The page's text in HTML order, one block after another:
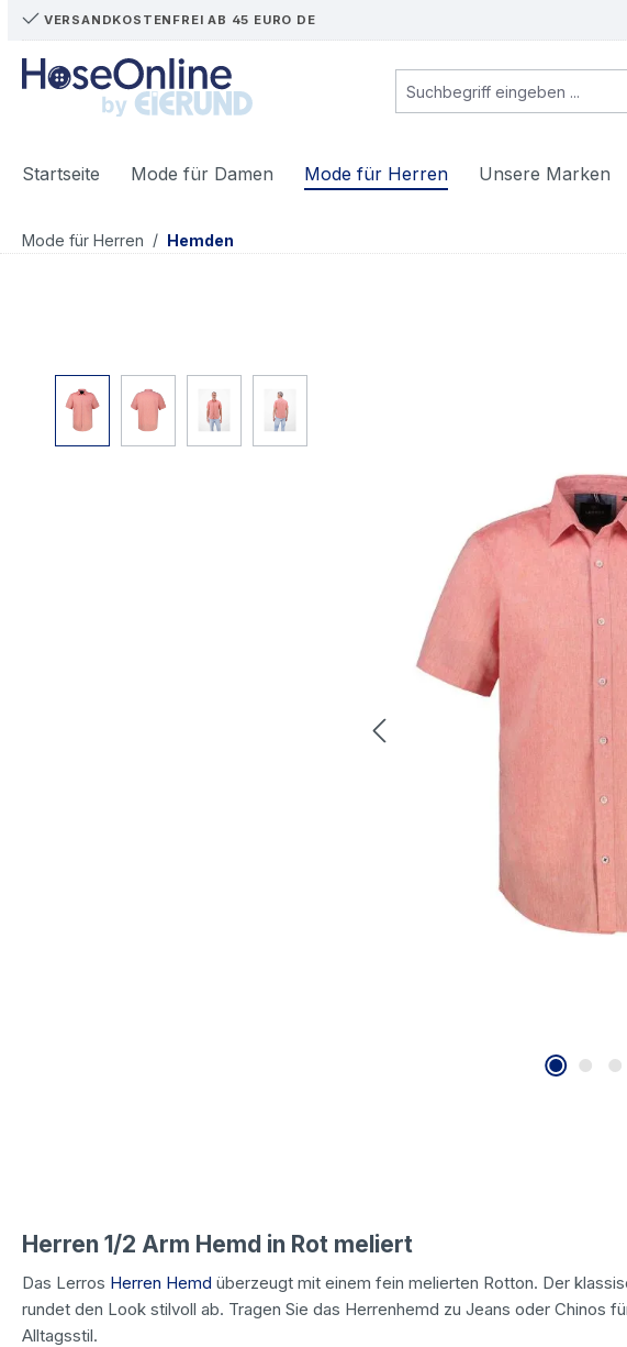
Hauptinhalt springen
Zur Suche springen
Zur Hauptnavigation springen
VERSANDKOSTENFREI AB 45 EURO DE
Startseite Mode für Damen Mode für Herren Unsere Marken
Mode für Herren / Hemden
Bildergalerie überspringen
Herren 1/2 Arm Hemd in Rot meliert
Das Lerros Herren Hemd überzeugt mit einem fein melierten Rotton. Der
rundet den Look stilvoll ab. Tragen Sie das Herrenhemd zu Jeans oder Chinos
Alltagsstil.